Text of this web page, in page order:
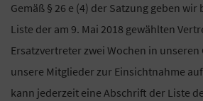
Gemäß § 26 e (4) der Satzung geben wir
Liste der am 9. Mai 2018 gewählten
Ersatzvertreter zwei Wochen in
unsere Mitglieder zur Einsichtnahme
kann jederzeit eine Abschrift der Liste